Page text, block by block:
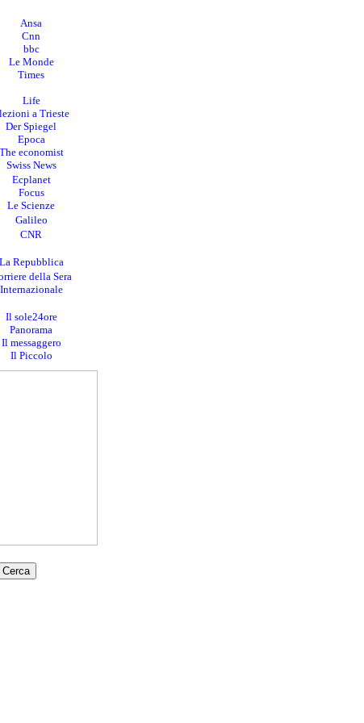
Ansa
Cnn
bbc
Le Monde
Times
Life
a Trieste
Der Spiegel
Epoca
economist
Swiss News
Ecplanet
Focus
Le Scienze
Galileo
CNR
Repubblica
della Sera
Internazionale
Il sole24ore
Panorama
Il messaggero
Il Piccolo